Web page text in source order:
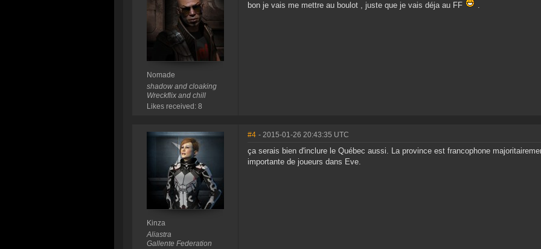
Nomade
shadow and cloaking
Wreckflix and chill
Likes received: 8
bon je vais me mettre au boulot , juste que je vais déja au FF .
Kinza
Aliastra
Gallente Federation
#4 - 2015-01-26 20:43:35 UTC
ça serais bien d'inclure le Québec aussi. La province est francophone
importante de joueurs dans Eve.